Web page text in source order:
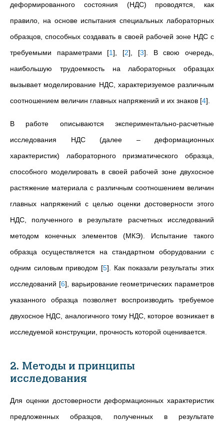
деформированного состояния (НДС) проводятся, как
правило, на основе испытания специальных лабораторных
образцов, способных создавать в своей рабочей зоне НДС с
требуемыми параметрами [1] [2] [3] . В свою очередь,
наибольшую трудоемкость на лабораторных образцах
вызывает моделирование НДС, характеризуемое различным
соотношением величин главных напряжений и их знаков [4]
В работе описываются экспериментально-расчетные
исследования НДС (далее – деформационных
характеристик) лабораторного призматического образца,
способного моделировать в своей рабочей зоне двухосное
растяжение материала с различным соотношением величин
главных напряжений с целью оценки достоверности этого
НДС, полученного в результате расчетных исследований
методом конечных элементов (МКЭ). Испытание такого
образца осуществляется на стандартном оборудовании с
одним силовым приводом [5] . Как показали результаты этих
исследований [6] , варьирование геометрических параметров
указанного образца позволяет воспроизводить требуемое
двухосное НДС, аналогичного тому НДС, которое возникает в
исследуемой конструкции, прочность которой оценивается.
2. Методы и принципы
исследования
Для оценки достоверности деформационных характеристик
предложенных образцов, полученных в результате